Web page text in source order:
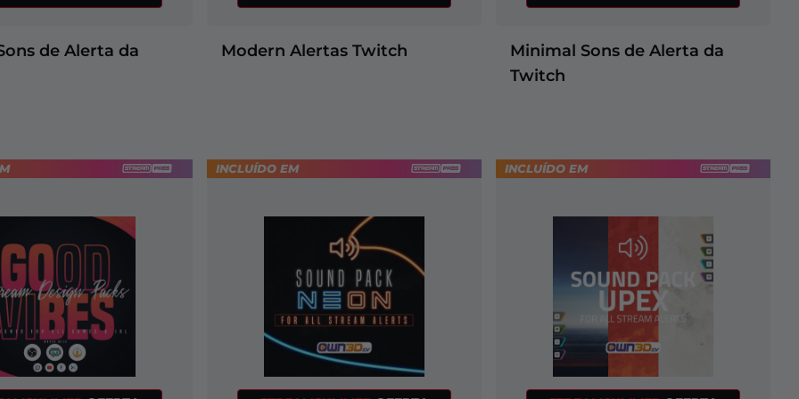
de Alerta da
Modern Alertas Twitch
Minimal Sons de Alerta da
Twitch
INCLUÍDO EM INCLUÍDO EM